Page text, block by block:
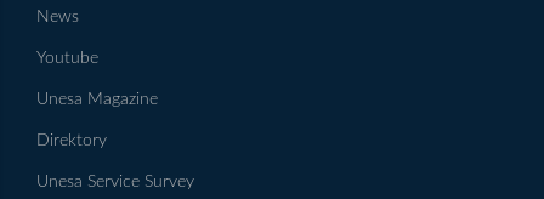
News
Youtube
Unesa Magazine
Direktory
Unesa Service Survey